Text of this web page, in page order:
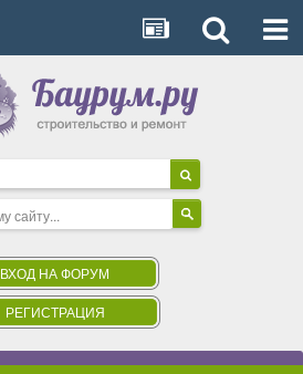
ВХОД НА ФОРУМ
РЕГИСТРАЦИЯ